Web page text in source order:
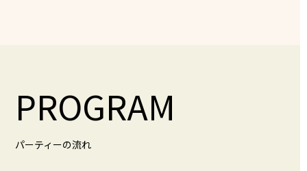
PROGRAM
パーティーの流れ